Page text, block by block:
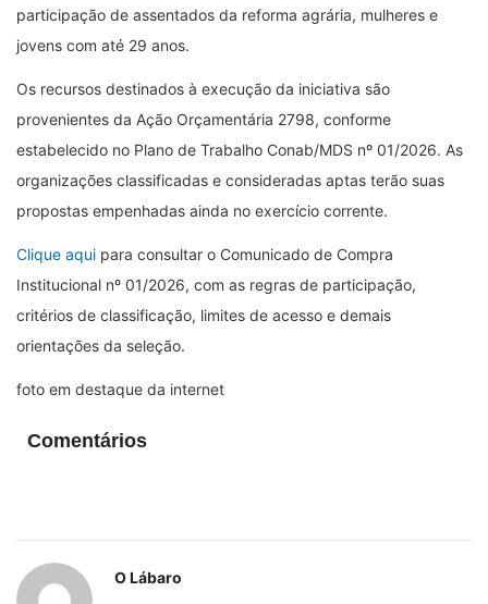
participação de assentados da reforma agrária, mulheres e
jovens com até 29 anos.
Os recursos destinados à execução da iniciativa são
provenientes da Ação Orçamentária 2798, conforme
estabelecido no Plano de Trabalho Conab/MDS nº 01/2026. As
organizações classificadas e consideradas aptas terão suas
propostas empenhadas ainda no exercício corrente.
Clique aqui para consultar o Comunicado de Compra
Institucional nº 01/2026, com as regras de participação,
critérios de classificação, limites de acesso e demais
orientações da seleção.
foto em destaque da internet
Comentários
O Lábaro